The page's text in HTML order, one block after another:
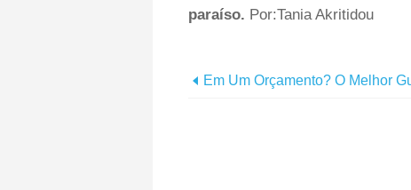
paraíso. Por:Tania Akritidou